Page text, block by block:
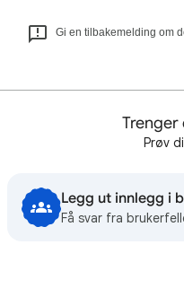
Gi en tilbakemelding om
Trenger
Prøv
Legg ut innlegg i
Få svar fra